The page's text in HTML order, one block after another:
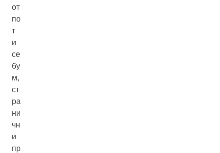
от
по
т
и
се
бу
м,
ст
ра
ни
чн
и
пр